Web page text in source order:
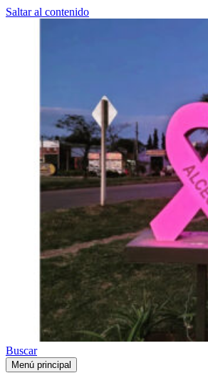
Saltar al contenido
Buscar
Menú principal